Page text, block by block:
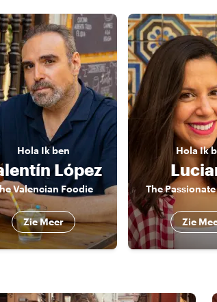
Hola Ik ben
López
Valencian Foodie
Zie Meer
HolaIk
The
Zie